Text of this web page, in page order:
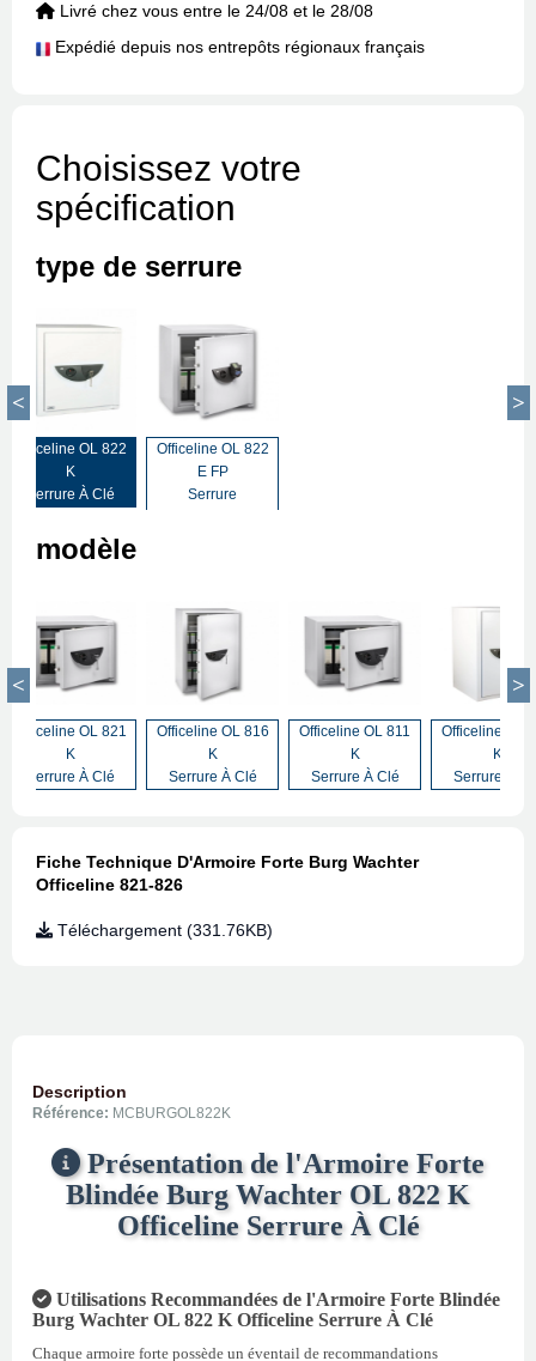
Choisissez votre
spécification
type de serrure
Officeline OL 822
K
Serrure À Clé
Officeline OL 822
E FP
Serrure
modèle
Officeline OL 821
K
Serrure À Clé
Officeline OL 816
K
Serrure À Clé
Officeline OL 811
K
Serrure À Clé
Officeline OL
K
Serrure À
Livré chez vous entre le 24/08 et le 28/08
Expédié depuis nos entrepôts régionaux français
Fiche Technique D'Armoire Forte Burg Wachter
Officeline 821-826
Téléchargement (331.76KB)
Description
Référence: MCBURGOL822K
Présentation de l'Armoire Forte
Blindée Burg Wachter OL 822 K
Officeline Serrure À Clé
Utilisations Recommandées de l'Armoire Forte Blindée
Burg Wachter OL 822 K Officeline Serrure À Clé
Chaque armoire forte possède un éventail de recommandations